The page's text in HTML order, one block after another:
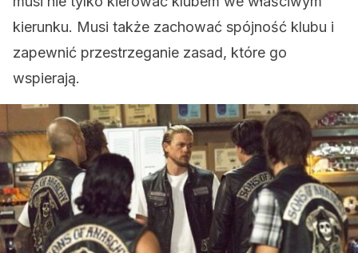
kierunku. Musi także zachować spójność klubu i
zapewnić przestrzeganie zasad, które go
wspierają.